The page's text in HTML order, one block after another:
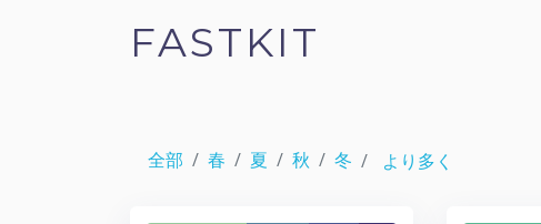
FASTKIT
全部 春 夏 秋 冬 より多く